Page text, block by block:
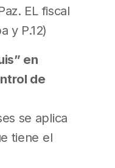
EL fiscal
y P.12)
en
de
se aplica
tiene el